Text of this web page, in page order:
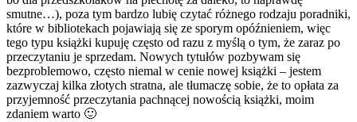
smutne…), poza tym bardzo lubię czytać różnego rodzaju poradniki,
które w bibliotekach pojawiają się ze sporym opóźnieniem, więc
tego typu książki kupuję często od razu z myślą o tym, że zaraz po
przeczytaniu je sprzedam. Nowych tytułów pozbywam się
bezproblemowo, często niemal w cenie nowej książki – jestem
zazwyczaj kilka złotych stratna, ale tłumaczę sobie, że to opłata za
przyjemność przeczytania pachnącej nowością książki, moim
zdaniem warto 🙂